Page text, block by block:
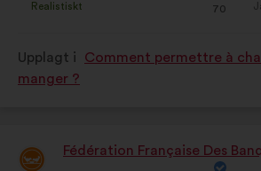
betecknats
som:
Realistiskt
: 70
gånger :
Upplagt i
Comment permettre à
manger ?
Förslag
Fédération Française Des